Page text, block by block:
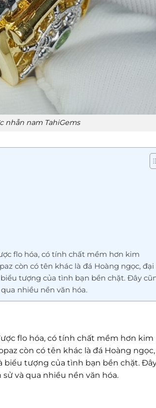
nhẫn nam TahiGems
flo hóa, có tính chất mềm hơn kim
còn có tên khác là đá Hoàng ngọc, đại
tượng của tình bạn bền chặt. Đây
nhiều nền văn hóa.
flo hóa, có tính chất mềm hơn kim
còn có tên khác là đá Hoàng
biểu tượng của tình bạn bền chặt.
và qua nhiều nền văn hóa.